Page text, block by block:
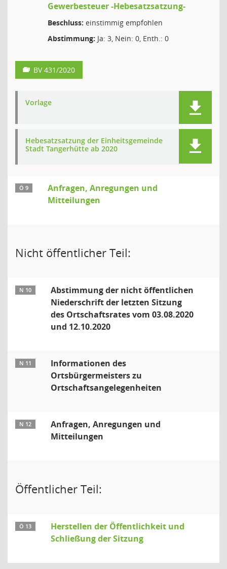
Gewerbesteuer -Hebesatzsatzung-
Beschluss: einstimmig empfohlen
Abstimmung: Ja: 3, Nein: 0, Enth.: 0
BV 431/2020
Vorlage
Hebesatzsatzung der Einheitsgemeinde
Stadt Tangerhütte ab 2020
Ö 9
Anfragen, Anregungen und
Mitteilungen
Nicht öffentlicher Teil:
N 10
Abstimmung der nicht öffentlichen
Niederschrift der letzten Sitzung
des Ortschaftsrates vom 03.08.2020
und 12.10.2020
N 11
Informationen des
Ortsbürgermeisters zu
Ortschaftsangelegenheiten
N 12
Anfragen, Anregungen und
Mitteilungen
Öffentlicher Teil:
Ö 13
Herstellen der Öffentlichkeit und
Schließung der Sitzung